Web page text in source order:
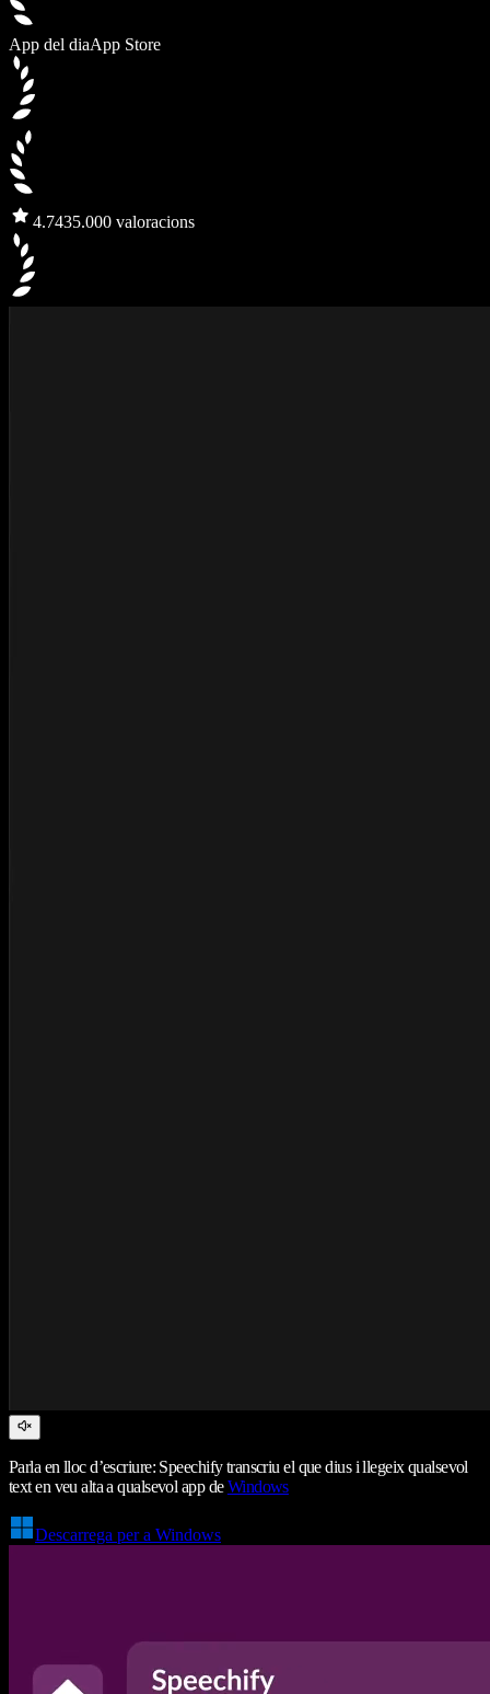
App del diaApp Store
4.7435.000 valoracions
Parla en lloc d’escriure: Speechify transcriu el que dius i llegeix qualsevol
text en veu alta a qualsevol app deWindows
Descarrega per a Windows